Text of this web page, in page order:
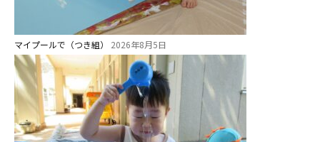
マイプールで（つき組） 2026年8月5日